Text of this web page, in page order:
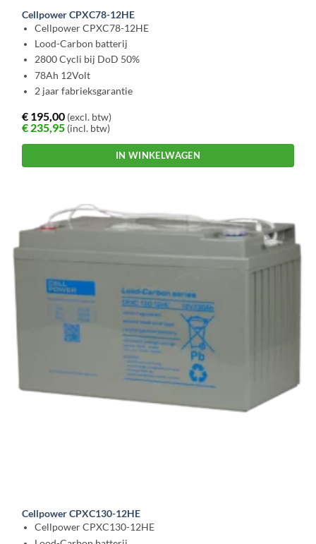
Cellpower CPXC78-12HE
Cellpower CPXC78-12HE
Lood-Carbon batterij
2800 Cycli bij DoD 50%
78Ah 12Volt
2 jaar fabrieksgarantie
€ 195,00 (excl. btw)
€ 235,95 (incl. btw)
IN WINKELWAGEN
Cellpower CPXC130-12HE
Cellpower CPXC130-12HE